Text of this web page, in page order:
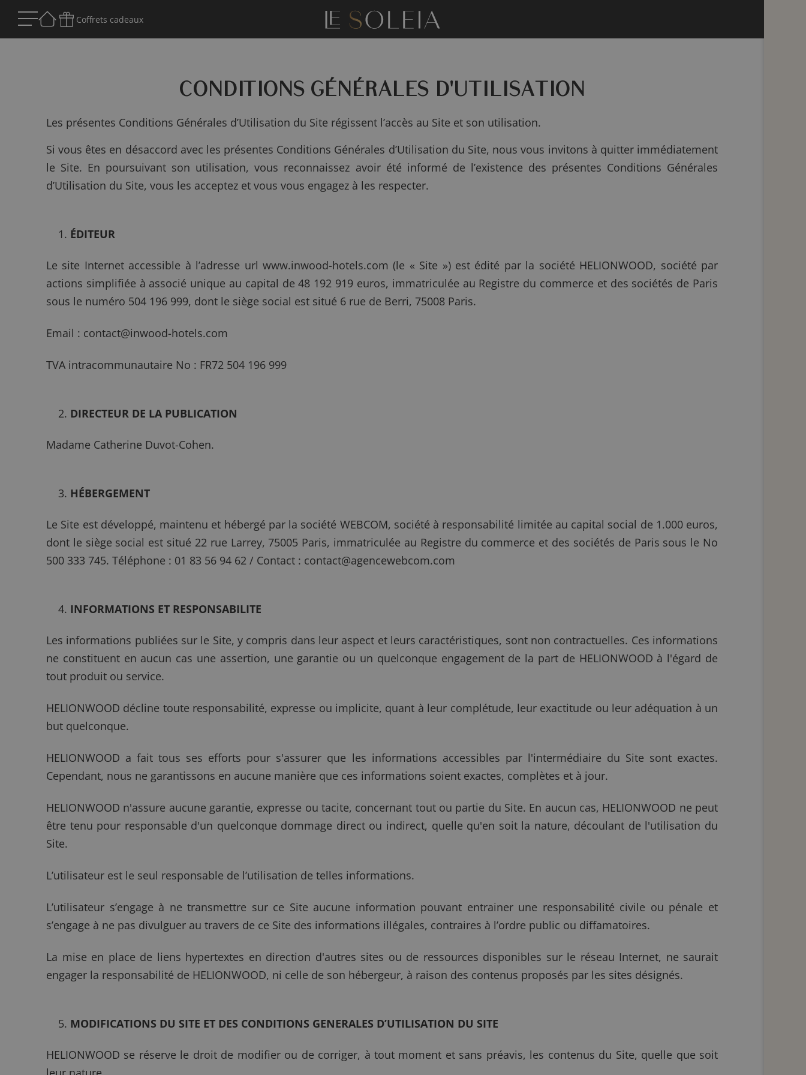
Coffrets cadeaux
CONDITIONS GÉNÉRALES D'UTILISATION
Les présentes Conditions Générales d’Utilisation du Site régissent l’accès au Site et son utilisation.
Si vous êtes en désaccord avec les présentes Conditions Générales d’Utilisation du Site, nous vous invitons à quitter immédiatement
le Site. En poursuivant son utilisation, vous reconnaissez avoir été informé de l’existence des présentes Conditions Générales
d’Utilisation du Site, vous les acceptez et vous vous engagez à les respecter.
ÉDITEUR
Le site Internet accessible à l’adresse url www.inwood-hotels.com (le « Site ») est édité par la société HELIONWOOD, société par
actions simplifiée à associé unique au capital de 48 192 919 euros, immatriculée au Registre du commerce et des sociétés de Paris
sous le numéro 504 196 999, dont le siège social est situé 6 rue de Berri, 75008 Paris.
Email : contact@inwood-hotels.com
TVA intracommunautaire No : FR72 504 196 999
DIRECTEUR DE LA PUBLICATION
Madame Catherine Duvot-Cohen.
HÉBERGEMENT
Le Site est développé, maintenu et hébergé par la société WEBCOM, société à responsabilité limitée au capital social de 1.000 euros,
dont le siège social est situé 22 rue Larrey, 75005 Paris, immatriculée au Registre du commerce et des sociétés de Paris sous le No
500 333 745. Téléphone : 01 83 56 94 62 / Contact : contact@agencewebcom.com
INFORMATIONS ET RESPONSABILITE
Les informations publiées sur le Site, y compris dans leur aspect et leurs caractéristiques, sont non contractuelles. Ces informations
ne constituent en aucun cas une assertion, une garantie ou un quelconque engagement de la part de HELIONWOOD à l'égard de
tout produit ou service.
HELIONWOOD décline toute responsabilité, expresse ou implicite, quant à leur complétude, leur exactitude ou leur adéquation à un
but quelconque.
HELIONWOOD a fait tous ses efforts pour s'assurer que les informations accessibles par l'intermédiaire du Site sont exactes.
Cependant, nous ne garantissons en aucune manière que ces informations soient exactes, complètes et à jour.
HELIONWOOD n'assure aucune garantie, expresse ou tacite, concernant tout ou partie du Site. En aucun cas, HELIONWOOD ne peut
être tenu pour responsable d'un quelconque dommage direct ou indirect, quelle qu'en soit la nature, découlant de l'utilisation du
Site.
L’utilisateur est le seul responsable de l’utilisation de telles informations.
L’utilisateur s’engage à ne transmettre sur ce Site aucune information pouvant entrainer une responsabilité civile ou pénale et
s’engage à ne pas divulguer au travers de ce Site des informations illégales, contraires à l’ordre public ou diffamatoires.
La mise en place de liens hypertextes en direction d'autres sites ou de ressources disponibles sur le réseau Internet, ne saurait
engager la responsabilité de HELIONWOOD, ni celle de son hébergeur, à raison des contenus proposés par les sites désignés.
MODIFICATIONS DU SITE ET DES CONDITIONS GENERALES D’UTILISATION DU SITE
HELIONWOOD se réserve le droit de modifier ou de corriger, à tout moment et sans préavis, les contenus du Site, quelle que soit